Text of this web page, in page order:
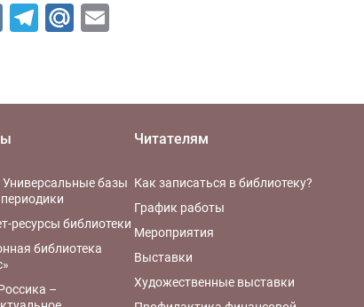
VK Telegram
Mail.Ru
базы
ресурсы библиотеки
библиотека
–
Читателям
Как записаться в библиотеку?
График работы
Мероприятия
Выставки
Художественные выставки